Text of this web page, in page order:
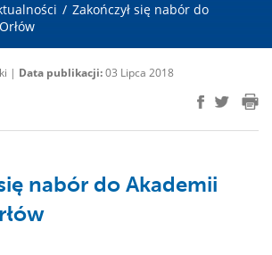
/ Zakończył się nabór do
| Data publikacji:03 Lipca 2018
nabór do Akademii